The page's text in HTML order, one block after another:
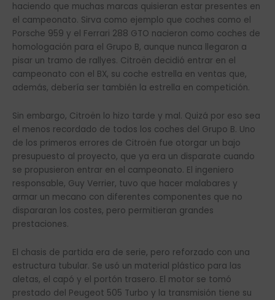
haciendo que muchas marcas quisieran estar presentes en
el campeonato. Sirva como ejemplo que coches como el
Porsche 959 y el Ferrari 288 GTO nacieron como coches de
homologación para el Grupo B, aunque nunca llegaron a
pisar un tramo de rallyes. Citroën decidió entrar en el
campeonato con el BX, su coche estrella en ventas que,
además, debería ser también la estrella en competición.
Sin embargo, Citroën lo hizo tarde y mal. Quizá por eso sea
el menos recordado de todos los coches del Grupo B. Uno
de los primeros errores de Citroën fue otorgar un bajo
presupuesto al proyecto, que ya era un disparate cuando
se propusieron entrar en el campeonato. El ingeniero
responsable, Guy Verrier, tuvo que hacer malabares y
armar un mecano con diferentes componentes que no
dispararan los costes, pero permitieran grandes
prestaciones.
El chasis de partida era de serie, pero reforzado con una
estructura tubular. Se usó un material plástico para las
aletas, el capó y el portón trasero. El motor se tomó
prestado del Peugeot 505 Turbo y la transmisión tiene su